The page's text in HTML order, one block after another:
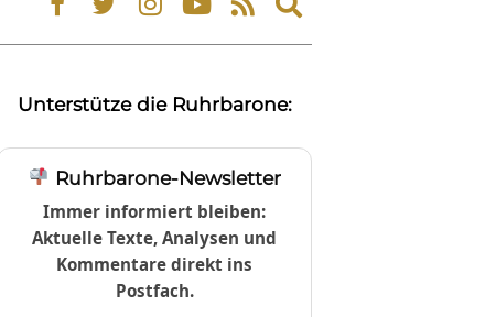
Expand
search
Unterstütze die Ruhrbarone:
Ruhrbarone-Newsletter
Immer informiert bleiben:
Aktuelle Texte, Analysen und
Kommentare direkt ins
Postfach.